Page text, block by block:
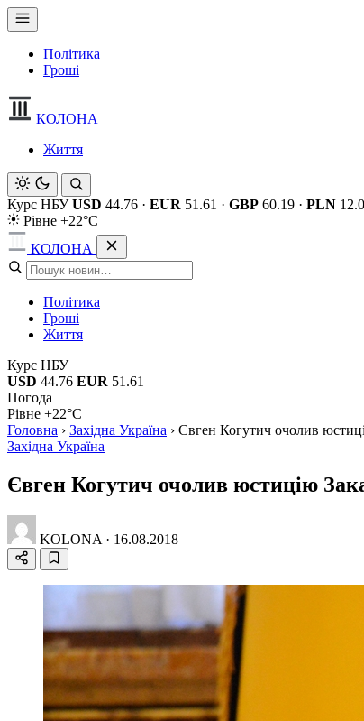
Політика
Гроші
КОЛОНА
Життя
Курс НБУ USD 44.76 · EUR 51.61 · GBP 60.19 · PLN
Рівне +22°C
КОЛОНА
Політика
Гроші
Життя
Курс НБУ
USD 44.76 EUR 51.61
Погода
Рівне +22°C
Головна › Західна Україна › Євген Когутич очолив
Західна Україна
Євген Когутич очолив юстицію
KOLONA · 16.08.2018